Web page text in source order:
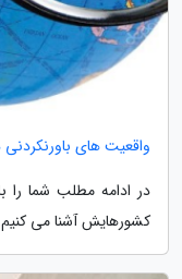
واقعیت های
کشورهایش آشنا می کنیم